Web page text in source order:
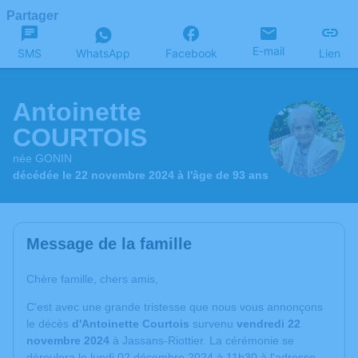
Partager
SMS WhatsApp Facebook E-mail Lien
Antoinette
COURTOIS
née GONIN
décédée le 22 novembre 2024 à l'âge de 93 ans
Message de la famille
Chère famille, chers amis,
C'est avec une grande tristesse que nous vous annonçons
le décès d'Antoinette Courtois survenu vendredi 22
novembre 2024 à Jassans-Riottier. La cérémonie se